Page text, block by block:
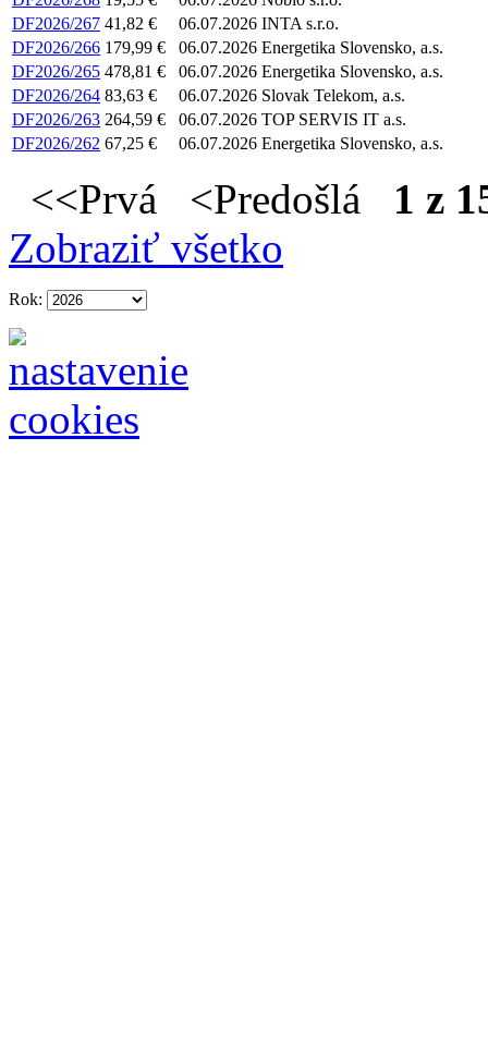
DF2026/267 41,82 € 06.07.2026 INTA s.r.o.
DF2026/266 179,99 € 06.07.2026 Energetika Slovensko, a.s.
DF2026/265 478,81 € 06.07.2026 Energetika Slovensko, a.s.
DF2026/264 83,63 € 06.07.2026 Slovak Telekom, a.s.
DF2026/263 264,59 € 06.07.2026 TOP SERVIS IT a.s.
DF2026/262 67,25 € 06.07.2026 Energetika Slovensko, a.s.
<<Prvá <Predošlá 1 z
Zobraziť všetko
Rok: